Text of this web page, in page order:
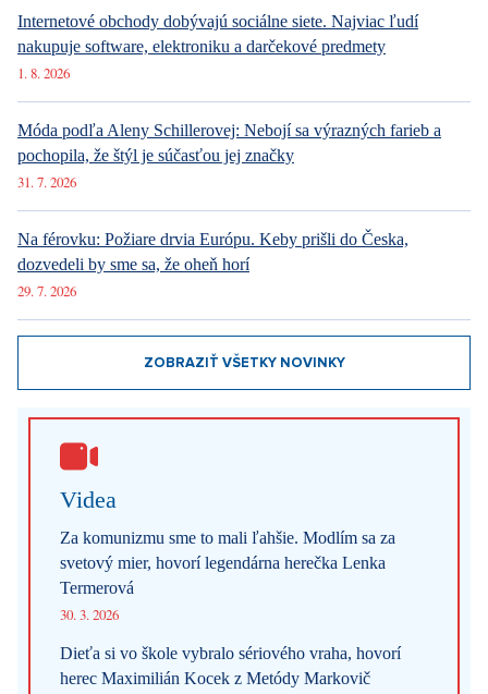
Internetové obchody dobývajú sociálne siete. Najviac ľudí
nakupuje software, elektroniku a darčekové predmety
1. 8. 2026
Móda podľa Aleny Schillerovej: Nebojí sa výrazných farieb a
pochopila, že štýl je súčasťou jej značky
31. 7. 2026
Na férovku: Požiare drvia Európu. Keby prišli do Česka,
dozvedeli by sme sa, že oheň horí
29. 7. 2026
ZOBRAZIŤ VŠETKY NOVINKY
Videa
Za komunizmu sme to mali ľahšie. Modlím sa za
svetový mier, hovorí legendárna herečka Lenka
Termerová
30. 3. 2026
Dieťa si vo škole vybralo sériového vraha, hovorí
herec Maximilián Kocek z Metódy Markovič